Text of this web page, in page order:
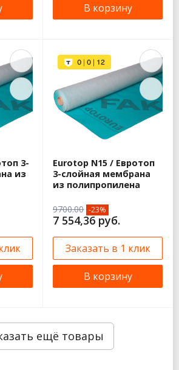
В корзину
3-
из
Eurotop N15 / Евротоп
3-слойная мембрана
из полипропилена
9700.00 -23%
7 554,36 руб.
Заказать в 1 клик
В корзину
ещё товары